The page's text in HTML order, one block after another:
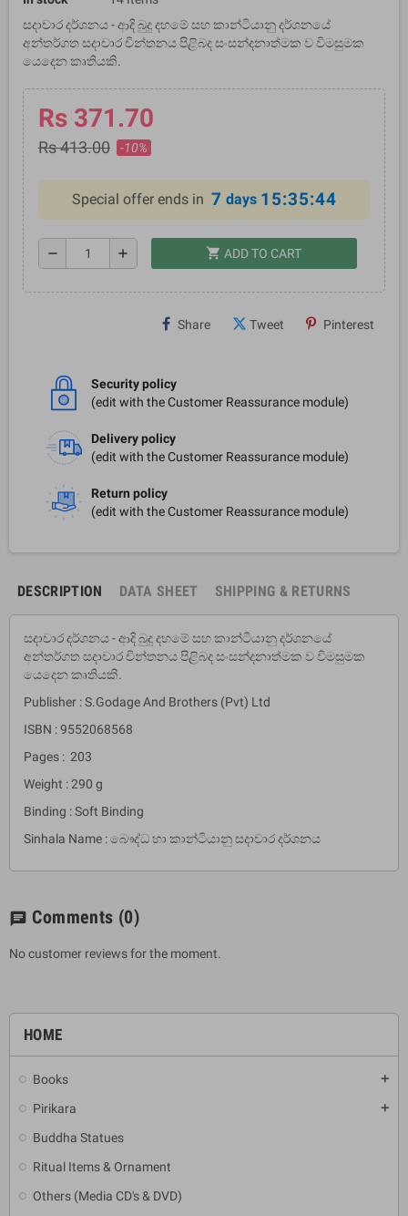
HOME
Books add
Pirikara add
Buddha Statues
Ritual Items & Ornament
Others (Media CD's & DVD)
සදාචාර දර්ශනය - ආදි බුදු දහමේ සහ කාන්ටියානු දර්ශනයේ
අන්තර්ගත සදාචාර චින්තනය පිළිබද සංසන්දනාත්මක ව විමසුමක
යෙදෙන කෘතියකි.
Rs 371.70
Rs 413.00 -10%
Special offer ends in 7 days 15:35:43
remove add shopping_cart ADD TO CART
Share Tweet Pinterest
Security policy
(edit with the Customer Reassurance module)
Delivery policy
(edit with the Customer Reassurance module)
Return policy
(edit with the Customer Reassurance module)
DESCRIPTION DATA SHEET SHIPPING & RETURNS
සදාචාර දර්ශනය - ආදි බුදු දහමේ සහ කාන්ටියානු දර්ශනයේ
අන්තර්ගත සදාචාර චින්තනය පිළිබද සංසන්දනාත්මක ව විමසුමක
යෙදෙන කෘතියකි.
Publisher : S.Godage And Brothers (Pvt) Ltd
ISBN : 9552068568
Pages : 203
Weight : 290 g
Binding : Soft Binding
Sinhala Name : බෞද්ධ හා කාන්ටියානු සදාචාර දර්ශනය
chat Comments (0)
No customer reviews for the moment.